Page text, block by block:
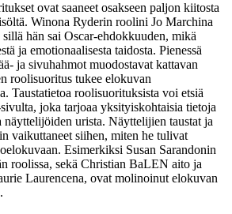
ovat saaneet osakseen paljon kiitosta
Winona Ryderin roolini Jo Marchina
hän sai Oscar-ehdokkuuden, mikä
ja emotionaalisesta taidosta. Pienessä
ja sivuhahmot muodostavat kattavan
roolisuoritus tukee elokuvan
Taustatietoa roolisuorituksista voi etsiä
joka tarjoaa yksityiskohtaisia tietoja
näyttelijöiden urista. Näyttelijien taustat ja
vaikuttaneet siihen, miten he tulivat
Esimerkiksi Susan Sarandonin
roolissa, sekä Christian BaLEN aito ja
Laurencena, ovat molinoinut elokuvan